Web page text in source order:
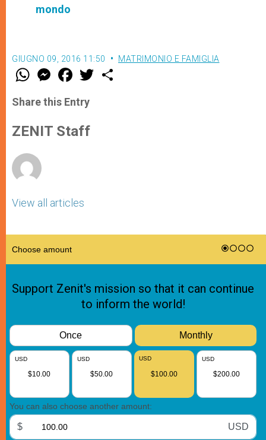
mondo
GIUGNO 09, 2016 11:50 MATRIMONIO E FAMIGLIA
W
t
s
p
p
M
e
s
e
g
e
F
a
e
b
o
k
w
Share this Entry
ZENIT Staff
View all articles